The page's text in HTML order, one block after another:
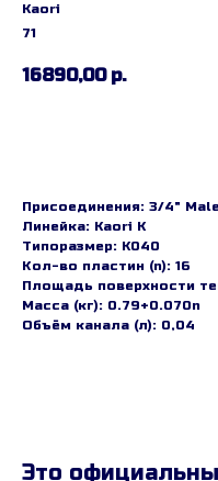
Kaori
71
16890,00 р.
Присоединения: 3/4"
Линейка: Kaori K
Типоразмер: K040
Кол-во пластин (n): 16
Площадь поверхности
Масса (кг): 0.79+0.070n
Объём канала (л): 0,04
Это